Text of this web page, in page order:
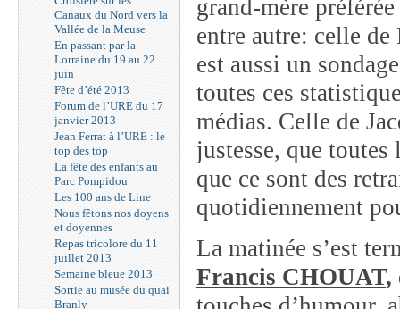
Canaux du Nord vers la
Vallée de la Meuse
En passant par la
Lorraine du 19 au 22
juin
Fête d’été 2013
Forum de l’URE du 17
janvier 2013
Jean Ferrat à l’URE : le
top des top
La fête des enfants au
Parc Pompidou
Les 100 ans de Line
Nous fêtons nos doyens
et doyennes
Repas tricolore du 11
juillet 2013
Semaine bleue 2013
Sortie au musée du quai
Branly
grand-mère
entre autre: celle
est aussi un
toutes ces
médias. Celle de
justesse, que
que ce sont des
quotidiennement
La matinée s’est
Francis CHOUAT,